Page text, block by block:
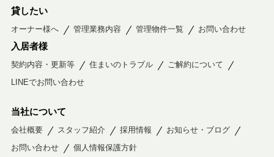
貸したい
オーナー様へ 管理業務内容 管理物件一覧 お問い合わせ
入居者様
契約内容・更新等 住まいのトラブル
ご解約について
LINEでお問い合わせ
当社について
会社概要 スタッフ紹介 採用情報
お知らせ・ブログ
お問い合わせ
個人情報保護方針